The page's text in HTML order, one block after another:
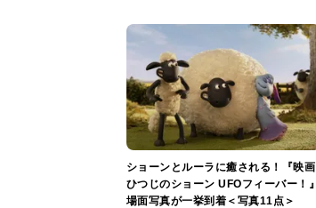
ショーンとルーラに癒される！『映画
ひつじのショーン UFOフィーバー！』
場面写真が一挙到着＜写真11点＞